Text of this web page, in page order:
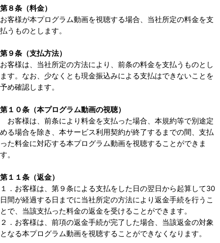
第８条（料金）
お客様が本プログラム動画を視聴する場合、当社所定の料金を支
払うものとします。
第９条（支払方法）
お客様は、当社所定の方法により、前条の料金を支払うものとし
ます。なお、少なくとも現金振込みによる支払はできないことを
予め確認します。
第１０条（本プログラム動画の視聴）
お客様は、前条により料金を支払った場合、本規約等で別途定
める場合を除き、本サービス利用契約が終了するまでの間、支払
った料金に対応する本プログラム動画を視聴することができま
す。
第１１条（返金）
１．お客様は、第９条による支払をした日の翌日から起算して30
日間が経過する日までに当社所定の方法により返金手続を行うこ
とで、当該支払った料金の返金を受けることができます。
２．お客様は、前項の返金手続が完了した場合、当該返金の対象
となる本プログラム動画を視聴することができなくなります。